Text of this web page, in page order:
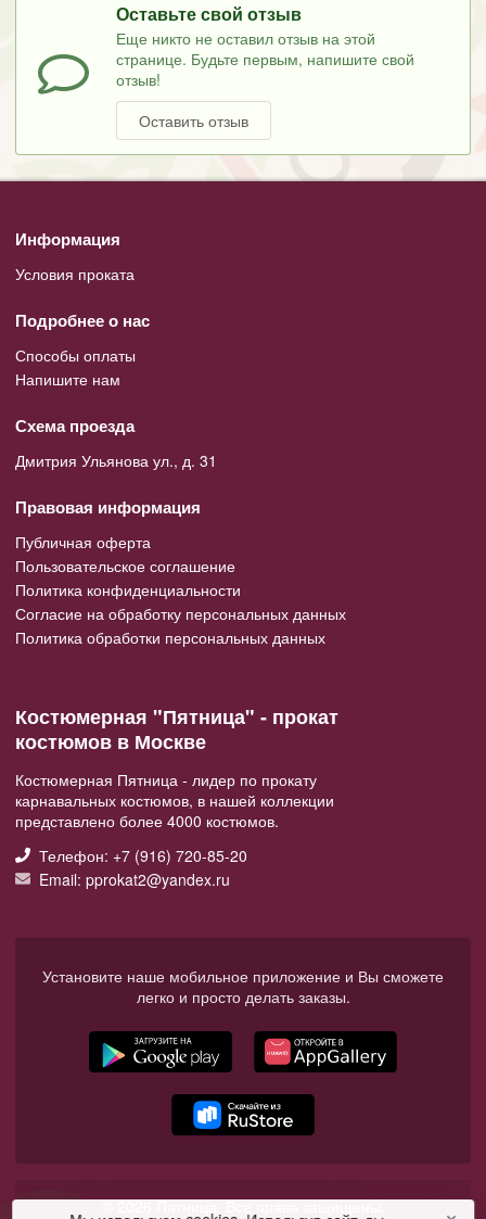
Оставьте свой отзыв
Еще никто не оставил отзыв на этой
странице. Будьте первым, напишите свой
отзыв!
Оставить отзыв
Информация
Условия проката
Подробнее о нас
Способы оплаты
Напишите нам
Схема проезда
Дмитрия Ульянова ул., д. 31
Правовая информация
Публичная оферта
Пользовательское соглашение
Политика конфиденциальности
Согласие на обработку персональных данных
Политика обработки персональных данных
Костюмерная "Пятница" - прокат
костюмов в Москве
Костюмерная Пятница - лидер по прокату
карнавальных костюмов, в нашей коллекции
представлено более 4000 костюмов.
Телефон: +7 (916) 720-85-20
Email: pprokat2@yandex.ru
Установите наше мобильное приложение и Вы сможете
легко и просто делать заказы.
© 2026 Пятница. Все права защищены.